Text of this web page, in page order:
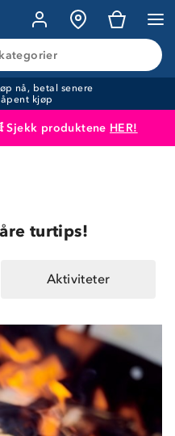
nå, betal senere
kjøp
Sjekk produktene HER!
turtips!
Aktiviteter